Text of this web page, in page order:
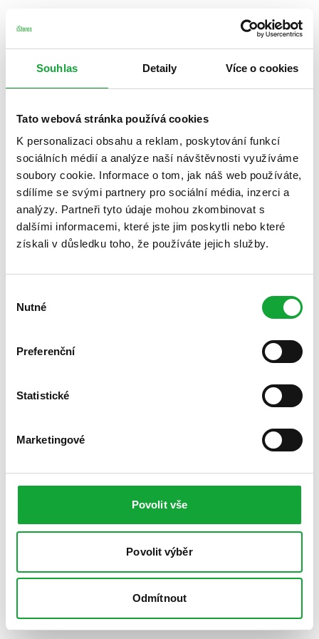
Souhlas Detaily Více o cookies
Tato webová stránka používá cookies
K personalizaci obsahu a reklam, poskytování funkcí
sociálních médií a analýze naší návštěvnosti využíváme
soubory cookie. Informace o tom, jak náš web používáte,
sdílíme se svými partnery pro sociální média, inzerci a
analýzy. Partneři tyto údaje mohou zkombinovat s
dalšími informacemi, které jste jim poskytli nebo které
získali v důsledku toho, že používáte jejich služby.
souhlasu
Nutné
Preferenční
Statistické
Marketingové
Povolit vše
Povolit výběr
Odmítnout